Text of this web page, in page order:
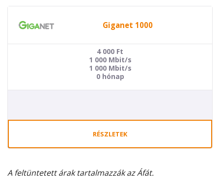
Giganet 1000
4 000 Ft
1 000 Mbit/s
1 000 Mbit/s
0 hónap
RÉSZLETEK
A feltüntetett árak tartalmazzák az Áfát.